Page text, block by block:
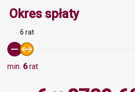
Okres spłaty
6 rat
min. 6rat